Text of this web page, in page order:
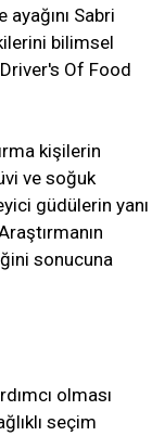
Sabri
bilimsel
Of Food
kişilerin
ve soğuk
güdülerin yanı
sonucuna
olması
seçim